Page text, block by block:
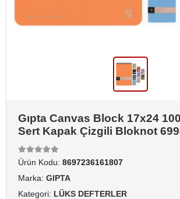
Gıpta Canvas Block 17x24
Sert Kapak Çizgili Bloknot
Ürün Kodu: 8697236161807
Marka: GIPTA
Kategori: LÜKS DEFTERLER